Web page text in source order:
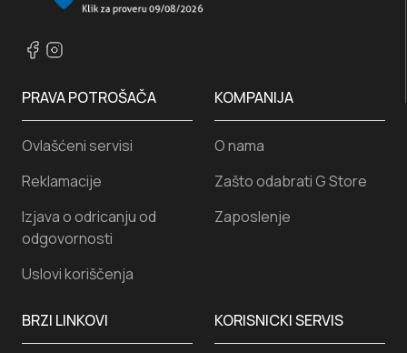
KORISNICKI SERVIS
PRAVA POTROŠAČA
Ovlašćeni servisi
Reklamacije
Izjava o odricanju od
odgovornosti
Uslovi koriščenja
KOMPANIJA
O nama
Zašto odabrati G Store
Zaposlenje
BRZI LINKOVI